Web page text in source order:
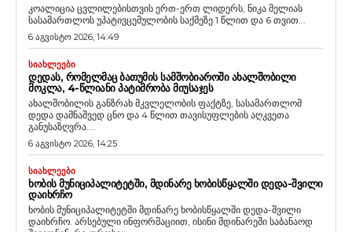
კოალიცია ცვლილებისთვის ერთ-ერთ ლიდერს, ნიკა მელიას
სასამართლოს უპატივცემულობის საქმეზე 1 წლით და 6 თვით...
6 აგვისტო 2026, 14:49
ᲡᲘᲐᲮᲚᲔᲔᲑᲘ
ᲓᲔᲓᲐᲡ, ᲠᲝᲛᲔᲚᲛᲐᲪ ᲑᲐᲗᲣᲛᲘᲡ ᲡᲐᲛᲨᲝᲑᲘᲐᲠᲝᲨᲘ ᲐᲮᲐᲚᲨᲝᲑᲘᲚᲘ
ᲛᲝᲙᲚᲐ, 4-ᲬᲚᲘᲐᲜᲘ ᲞᲐᲢᲘᲛᲠᲝᲑᲐ ᲛᲘᲣᲡᲐᲯᲔᲡ
ახალშობილის განზრახ მკვლელობის ფაქტზე, სასამართლომ
დედა დამნაშვედ ცნო და 4 წლით თავისუფლების აღკვეთა
განუსაზღვრა....
6 აგვისტო 2026, 14:25
ᲡᲘᲐᲮᲚᲔᲔᲑᲘ
ᲮᲝᲑᲘᲡ ᲛᲣᲜᲘᲪᲘᲞᲐᲚᲘᲢᲔᲢᲨᲘ, ᲛᲓᲘᲜᲐᲠᲔ ᲮᲝᲑᲘᲡᲬᲧᲐᲚᲨᲘ ᲓᲔᲓᲐ-ᲨᲕᲘᲚᲘ
ᲓᲐᲘᲮᲠᲩᲝ
ხობის მუნიციპალიტეტში მდინარე ხობისწყალში დედა-შვილი
დაიხრჩო. არსებული ინფორმაციით, ისინი მდინარეში საბანაოდ